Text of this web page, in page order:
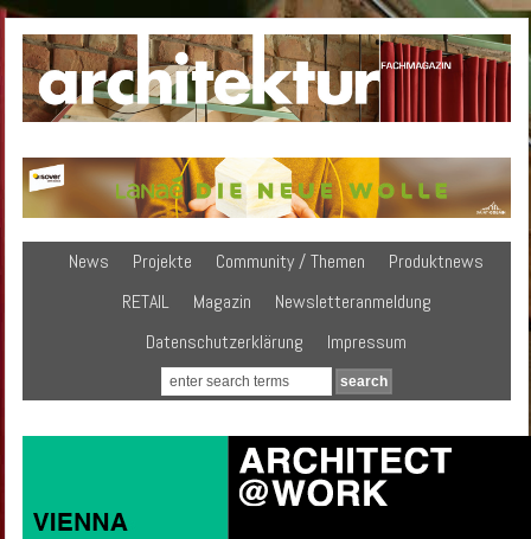
News Projekte Community / Themen
Produktnews
RETAIL
Magazin
Newsletteranmeldung
Datenschutzerklärung
Impressum